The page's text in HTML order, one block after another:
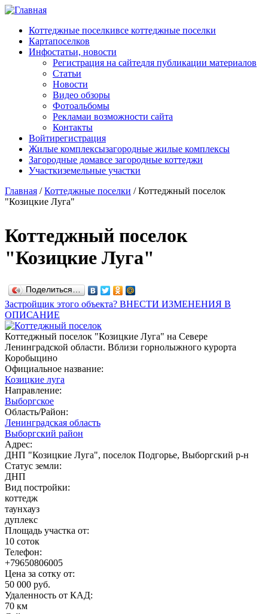
Перейти к основному содержанию
Коттеджные поселкивсе коттеджные поселки
Картапоселков
Инфостатьи, новости
Регистрация на сайтедля публикации материалов
Статьи
Новости
Видео обзоры
Фотоальбомы
Рекламаи возможности сайта
Контакты
Войтирегистрация
Жилые комплексызагородные жилые комплексы
Загородные домавсе загородные коттеджи
Участкиземельные участки
Главная / Коттеджные поселки /Коттеджный поселок
"Козицкие Луга"
Коттеджный поселок
"Козицкие Луга"
Поделиться…
Застройщик этого объекта? ВНЕСТИ ИЗМЕНЕНИЯ В
ОПИСАНИЕ
Коттеджный поселок "Козицкие Луга" на Севере
Ленинградской области. Вблизи горнолыжного курорта
Коробыцино
Официальное название:
Козицкие луга
Направление:
Выборгское
Область/Район:
Ленинградская область
Выборгский район
Адрес:
ДНП "Козицкие Луга", поселок Подгорье, Выборгский р-н
Статус земли:
ДНП
Вид постройки:
коттедж
таунхауз
дуплекс
Площадь участка от:
10 соток
Телефон:
+79650806005
Цена за сотку от:
50 000 руб.
Удаленность от КАД:
70 км